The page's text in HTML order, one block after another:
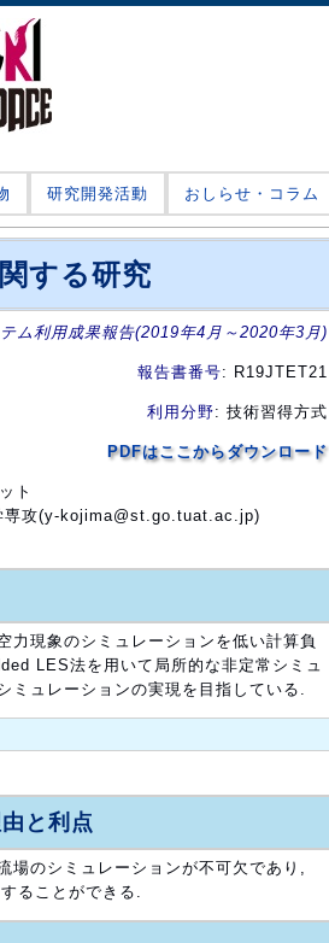
研究開発活動 おしらせ・コラム
する研究
ム利用成果報告(2019年4月～2020年3月)
報告書番号: R19JTET21
利用分野: 技術習得方式
PDFはここからダウンロード
ト
専攻(y-kojima@st.go.tuat.ac.jp)
力現象のシミュレーションを低い計算負
LES法を用いて局所的な非定常シミュ
ュレーションの実現を目指している.
と利点
場のシミュレーションが不可欠であり,
ることができる.